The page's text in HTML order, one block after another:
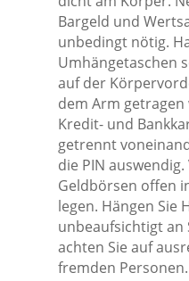
Bargeld und
unbedingt nötig.
Umhängetaschen
auf der
dem Arm getragen
Kredit- und
getrennt
die PIN
Geldbörsen offen
legen. Hängen Sie
unbeaufsichtigt an
achten Sie auf
fremden Personen.